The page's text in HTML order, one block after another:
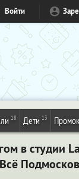
Войти
18 Дети 13
в студии